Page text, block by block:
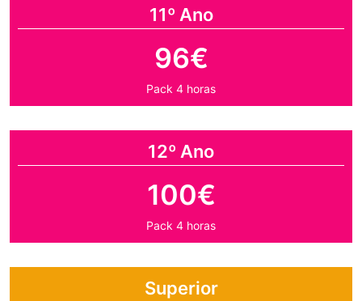
11º Ano
96€
Pack 4 horas
12º Ano
100€
Pack 4 horas
Superior